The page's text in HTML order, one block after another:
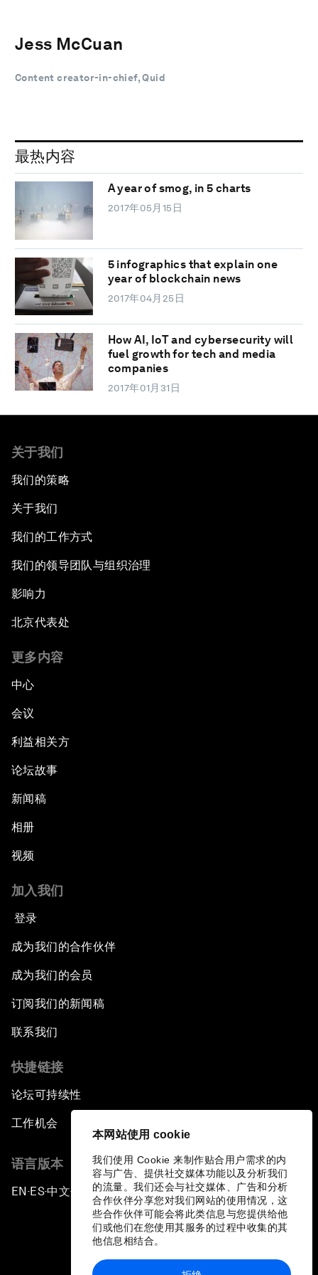
本网站使用 cookie
我们使用 Cookie 来制作贴合用户需求的内
容与广告、提供社交媒体功能以及分析我们
的流量。我们还会与社交媒体、广告和分析
合作伙伴分享您对我们网站的使用情况，这
些合作伙伴可能会将此类信息与您提供给他
们或他们在您使用其服务的过程中收集的其
他信息相结合。
Jess McCuan
Content creator-in-chief, Quid
最热内容
A year of smog, in 5 charts
2017年05月15日
5 infographics that explain one
year of blockchain news
2017年04月25日
How AI, IoT and cybersecurity will
fuel growth for tech and media
companies
2017年01月31日
关于我们
我们的策略
关于我们
我们的工作方式
我们的领导团队与组织治理
影响力
北京代表处
更多内容
中心
会议
利益相关方
论坛故事
新闻稿
相册
视频
加入我们
登录
成为我们的合作伙伴
成为我们的会员
订阅我们的新闻稿
联系我们
快捷链接
论坛可持续性
工作机会
语言版本
EN ▪ES▪中文▪ 日本語